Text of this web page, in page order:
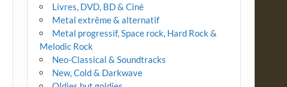
Livres, DVD, BD & Ciné
Metal extrême & alternatif
Metal progressif, Space rock, Hard Rock &
Melodic Rock
Neo-Classical & Soundtracks
New, Cold & Darkwave